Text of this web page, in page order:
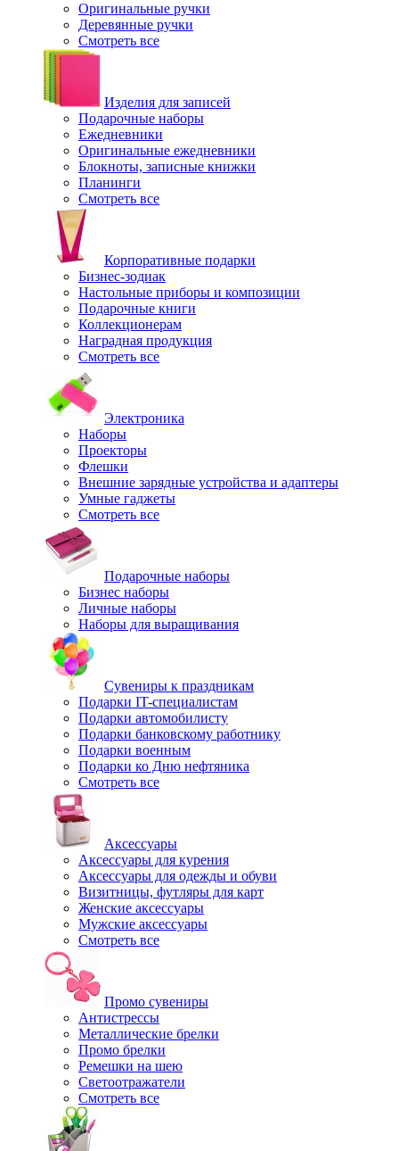
Оригинальные ручки
Деревянные ручки
Смотреть все
Изделия для записей
Подарочные наборы
Ежедневники
Оригинальные ежедневники
Блокноты, записные книжки
Планинги
Смотреть все
Корпоративные подарки
Бизнес-зодиак
Настольные приборы и композиции
Подарочные книги
Коллекционерам
Наградная продукция
Смотреть все
Электроника
Наборы
Проекторы
Флешки
Внешние зарядные устройства и адаптеры
Умные гаджеты
Смотреть все
Подарочные наборы
Бизнес наборы
Личные наборы
Наборы для выращивания
Сувениры к праздникам
Подарки IT-специалистам
Подарки автомобилисту
Подарки банковскому работнику
Подарки военным
Подарки ко Дню нефтяника
Смотреть все
Аксессуары
Аксессуары для курения
Аксессуары для одежды и обуви
Визитницы, футляры для карт
Женские аксессуары
Мужские аксессуары
Смотреть все
Промо сувениры
Антистрессы
Металлические брелки
Промо брелки
Ремешки на шею
Светоотражатели
Смотреть все